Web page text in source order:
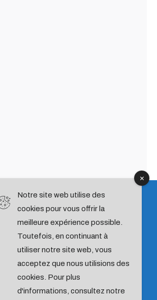
75018 PARISFrance
Notre site web utilise des
cookies pour vous offrir la
meilleure expérience possible.
Toutefois, en continuant à
utiliser notre site web, vous
acceptez que nous utilisions des
cookies. Pour plus
d'informations, consultez notre